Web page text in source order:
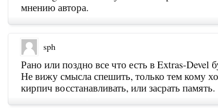
мнению автора.
sph
Рано или поздно все что есть в Extras-Devel
Не вижу смысла спешить, только тем кому
кирпич восстанавливать, или засрать память.